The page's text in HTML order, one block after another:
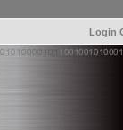
Login